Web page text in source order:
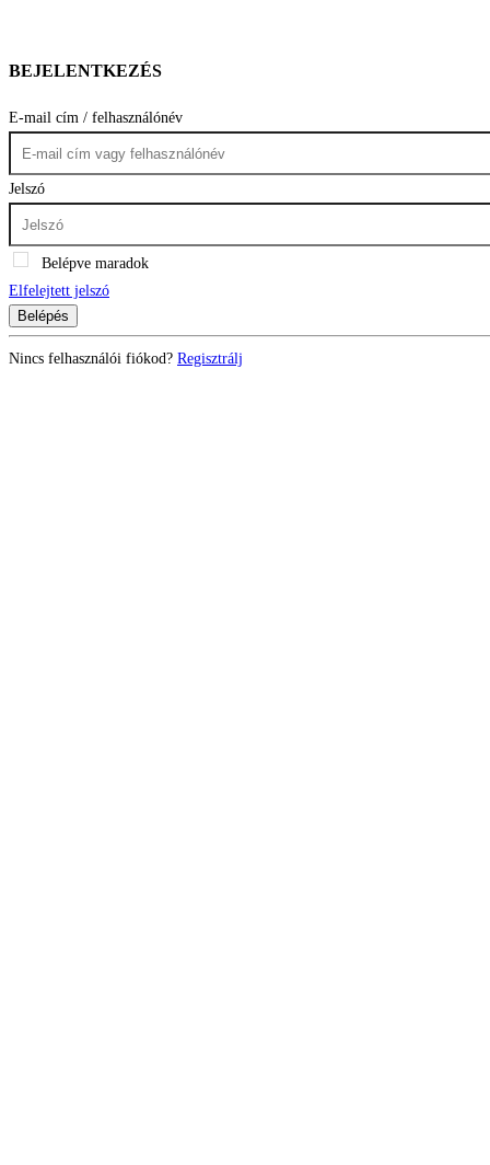
BEJELENTKEZÉS
E-mail cím / felhasználónév
Jelszó
Belépve maradok
Elfelejtett jelszó
Belépés
Nincs felhasználói fiókod? Regisztrálj